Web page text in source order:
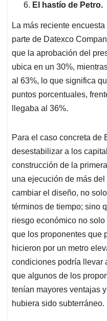
El hastío de Petro.
La más reciente
parte de Datexco
que la aprobación del
ubica en un 30%,
al 63%, lo que significa
puntos porcentuales,
llegaba al 36%.
Para el caso concreta de
desestabilizar a los
construcción de la
una ejecución de más
cambiar el diseño, no
términos de tiempo; sino
riesgo económico no
que los proponentes que
hicieron por un metro
condiciones podría llevar
que algunos de los
tenían mayores ventajas
hubiera sido subterráneo.